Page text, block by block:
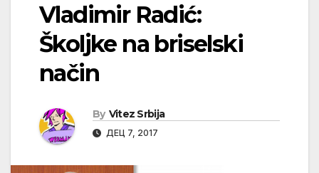
Vladimir Radić:
Školjke na briselski
način
By Vitez Srbija
ДЕЦ 7, 2017